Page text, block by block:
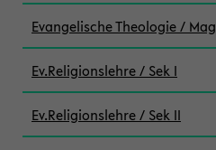
Evangelische Theologie / Mag
Ev.Religionslehre / Sek I
Ev.Religionslehre / Sek II